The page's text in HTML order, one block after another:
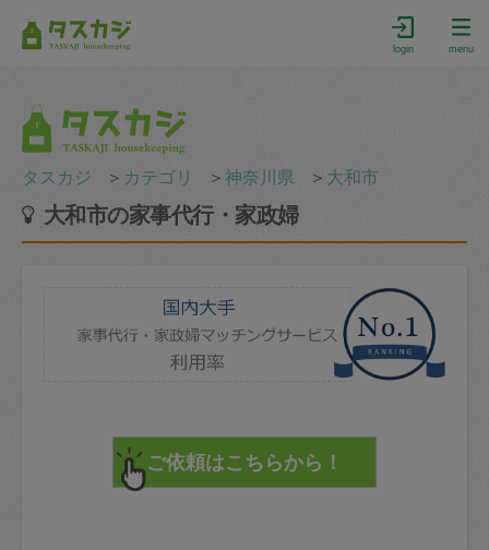
login menu
タスカジ ＞ カテゴリ ＞神奈川県 ＞ 大和市
大和市の家事代行・家政婦